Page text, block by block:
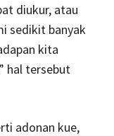
diukur, atau
sedikit banyak
kita
hal tersebut
adonan kue,